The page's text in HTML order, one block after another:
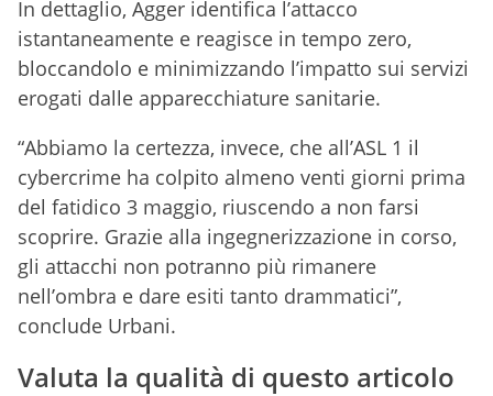
In dettaglio, Agger identifica l’attacco
istantaneamente e reagisce in tempo zero,
bloccandolo e minimizzando l’impatto sui servizi
erogati dalle apparecchiature sanitarie.
“Abbiamo la certezza, invece, che all’ASL 1 il
cybercrime ha colpito almeno venti giorni prima
del fatidico 3 maggio, riuscendo a non farsi
scoprire. Grazie alla ingegnerizzazione in corso,
gli attacchi non potranno più rimanere
nell’ombra e dare esiti tanto drammatici”,
conclude Urbani.
Valuta la qualità di questo articolo